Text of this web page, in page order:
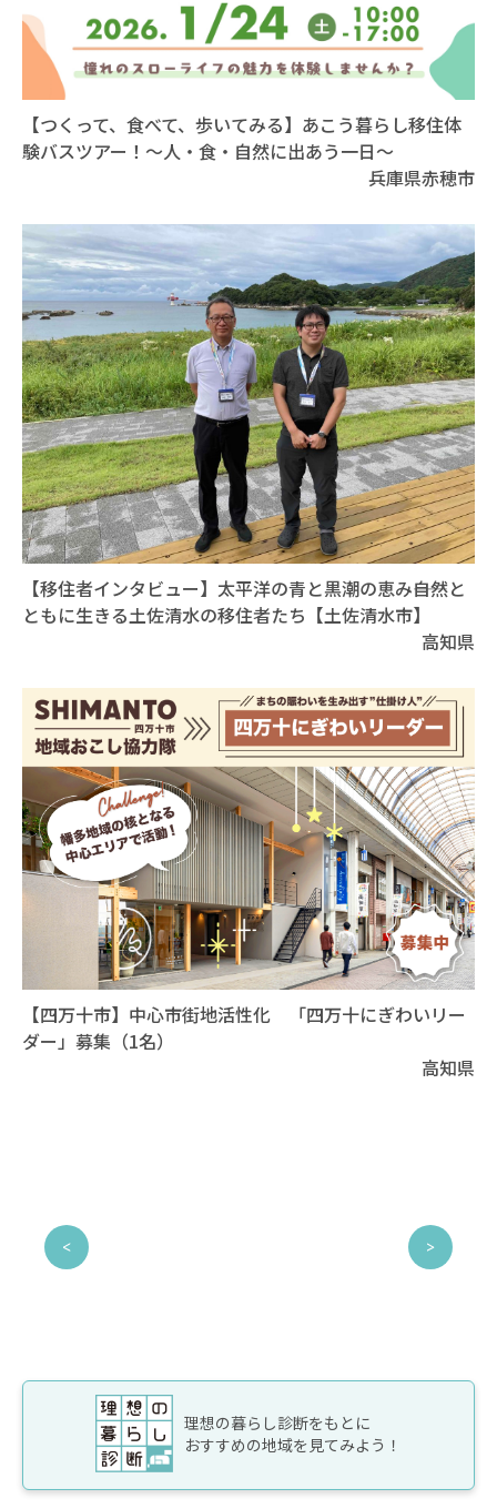
【つくって、食べて、歩いてみる】あこう暮らし移住体
験バスツアー！～人・食・自然に出あう一日～
兵庫県赤穂市
【移住者インタビュー】太平洋の青と黒潮の恵み――自然と
ともに生きる土佐清水の移住者たち【土佐清水市】
高知県
【四万十市】中心市街地活性化 「四万十にぎわいリー
ダー」募集（1名）
高知県
理想の暮らし診断をもとに
おすすめの地域を見てみよう！